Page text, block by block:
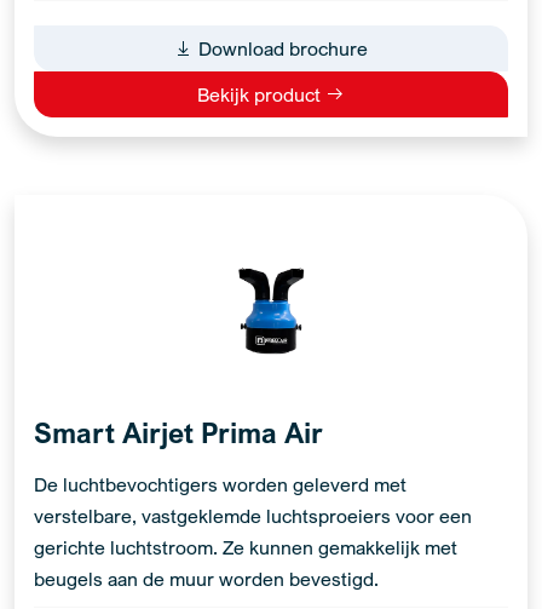
Download brochure
Bekijk product
Smart Airjet Prima Air
De luchtbevochtigers worden geleverd met
verstelbare, vastgeklemde luchtsproeiers voor een
gerichte luchtstroom. Ze kunnen gemakkelijk met
beugels aan de muur worden bevestigd.